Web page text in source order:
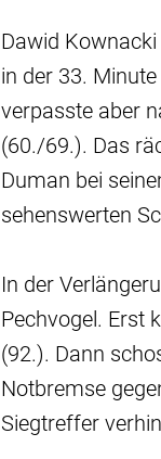
Dawid
in der 33.
verpasste aber
(60./69.). Das
Duman bei
sehenswerten
In der
Pechvogel. Erst
(92.). Dann
Notbremse
Siegtreffer